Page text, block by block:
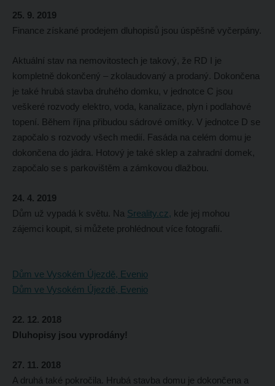
25. 9. 2019
Finance získané prodejem dluhopisů jsou úspěšně vyčerpány.
Aktuální stav na nemovitostech je takový, že RD I je
kompletně dokončený – zkolaudovaný a prodaný. Dokončena
je také hrubá stavba druhého domku, v jednotce C jsou
veškeré rozvody elektro, voda, kanalizace, plyn i podlahové
topení. Během října přibudou sádrové omítky. V jednotce D se
započalo s rozvody všech medií. Fasáda na celém domu je
dokončena do jádra. Hotový je také sklep a zahradní domek,
započalo se s parkovištěm a zámkovou dlažbou.
24. 4. 2019
Dům už vypadá k světu. Na Sreality.cz, kde jej mohou
zájemci koupit, si můžete prohlédnout více fotografií.
Dům ve Vysokém Újezdě, Evenio
Dům ve Vysokém Újezdě, Evenio
22. 12. 2018
Dluhopisy jsou vyprodány!
27. 11. 2018
A druhá také pokročila. Hrubá stavba domu je dokončena a